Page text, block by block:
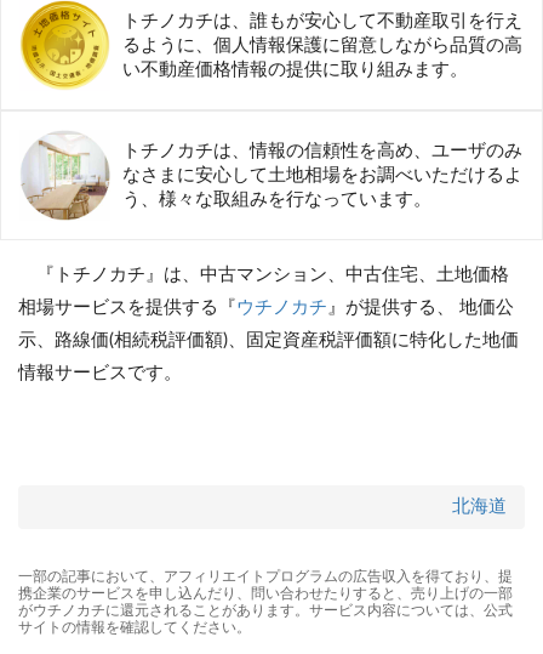
トチノカチは、誰もが安心して不動産取引を行え
るように、個人情報保護に留意しながら品質の高
い不動産価格情報の提供に取り組みます。
トチノカチは、情報の信頼性を高め、ユーザのみ
なさまに安心して土地相場をお調べいただけるよ
う、様々な取組みを行なっています。
『トチノカチ』は、中古マンション、中古住宅、土地価格
相場サービスを提供する『 ウチノカチ 』が提供する、 地価公
示、路線価(相続税評価額)、固定資産税評価額に特化した地価
情報サービスです。
北海道
一部の記事において、アフィリエイトプログラムの広告収入を得ており、提
携企業のサービスを申し込んだり、問い合わせたりすると、売り上げの一部
がウチノカチに還元されることがあります。サービス内容については、公式
サイトの情報を確認してください。